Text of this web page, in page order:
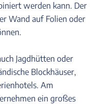
werden kann. Der
Wand auf Folien oder
Jagdhütten oder
Blockhäuser,
Am
ein großes